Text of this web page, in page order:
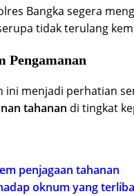
Bangka segera
tidak terulang
Pengamanan
ini menjadi perhatian
tahanan di tingkat
penjagaan tahanan
oknum yang